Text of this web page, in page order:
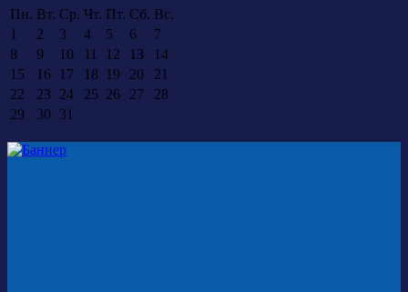
Пн. Вт. Ср. Чт. Пт. Сб. Вс.
1
2 3 4 5 6
7
8
9 10 11 12 13
14
15
16 17 18 19 20
21
22
23 24 25 26 27
28
29
30 31